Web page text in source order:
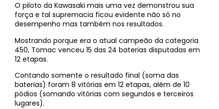
O piloto da Kawasaki mais uma vez demonstrou sua
força e tal supremacia ficou evidente não só no
desempenho mas também nos resultados.
Mostrando porque era o atual campeão da categoria
450, Tomac venceu 15 das 24 baterias disputadas em
12 etapas.
Contando somente o resultado final (soma das
baterias) foram 8 vitórias em 12 etapas, além de 10
pódios (somando vitórias com segundos e terceiros
lugares).